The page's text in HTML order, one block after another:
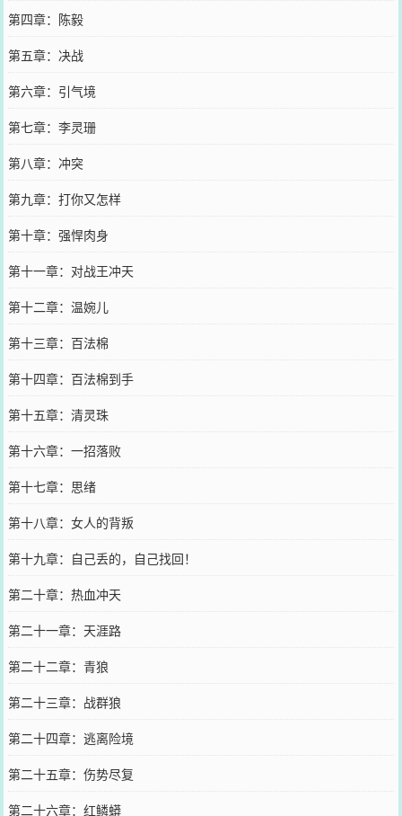
第四章：陈毅
第五章：决战
第六章：引气境
第七章：李灵珊
第八章：冲突
第九章：打你又怎样
第十章：强悍肉身
第十一章：对战王冲天
第十二章：温婉儿
第十三章：百法棉
第十四章：百法棉到手
第十五章：清灵珠
第十六章：一招落败
第十七章：思绪
第十八章：女人的背叛
第十九章：自己丢的，自己找回！
第二十章：热血冲天
第二十一章：天涯路
第二十二章：青狼
第二十三章：战群狼
第二十四章：逃离险境
第二十五章：伤势尽复
第二十六章：红鳞蟒